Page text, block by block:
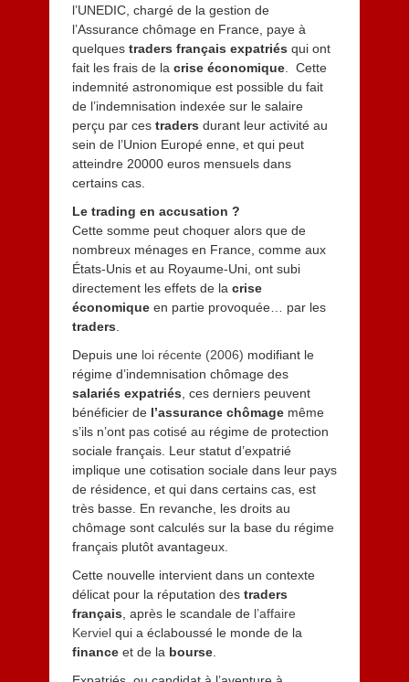
l’UNEDIC, chargé de la gestion de
l’Assurance chômage en France, paye à
quelquestraders français expatriés qui ont
fait les frais de la crise économique. Cette
indemnité astronomique est possible du fait
de l’indemnisation indexée sur le salaire
perçu par ces traders durant leur activité au
sein de l’Union Europé enne, et qui peut
atteindre 20000 euros mensuels dans
certains cas.
Le trading en accusation ?
Cette somme peut choquer alors que de
nombreux ménages en France, comme aux
États-Unis et au Royaume-Uni, ont subi
directement les effets de la crise
économiqueen partie provoquée… par les
traders.
Depuis uneloi récente (2006) modifiant le
régime d’indemnisation chômage des
salariés expatriés, ces derniers peuvent
bénéficier del’assurance chômage même
s’ils n’ont pas cotisé au régime de protection
sociale français. Leur statut d’expatrié
implique une cotisation sociale dans leur pays
de résidence, et qui dans certains cas, est
très basse. En revanche, les droits au
chômage sont calculés sur la base du régime
français plutôt avantageux.
Cette nouvelle intervient dans un contexte
délicat pour la réputation des traders
français, après le scandale de l’affaire
Kerviel qui a éclaboussé le monde de la
financeet de la bourse.